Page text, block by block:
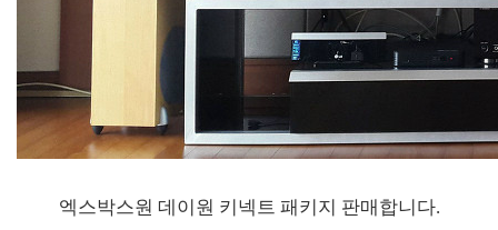
엑스박스원 데이원 키넥트 패키지 판매합니다.